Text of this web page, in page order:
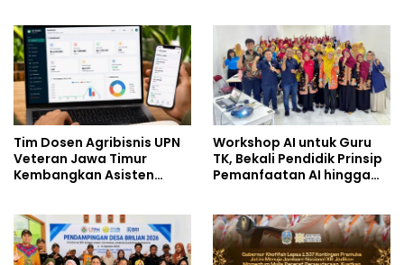
dan Perintis Kemerdekaan
Tim Dosen Agribisnis UPN
Veteran Jawa Timur
Kembangkan Asisten
UMKM
Workshop AI untuk Guru
TK, Bekali Pendidik Prinsip
Pemanfaatan AI hingga